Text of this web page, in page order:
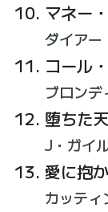
マネー
ダイアー
コール
ブロンデ
堕ちた
J・ガイ
愛に抱
カッティ